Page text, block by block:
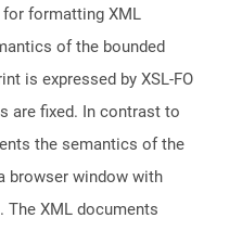
formatting XML
of the bounded
is expressed by XSL-FO
are fixed. In contrast to
the semantics of the
browser window with
The XML documents